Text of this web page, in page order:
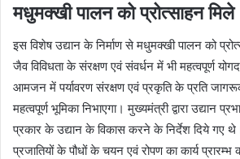
मधुमक्खी पालन को प्रोत्साहन मिले
इस विशेष उद्यान के निर्माण से मधुमक्खी पालन को
जैव विविधता के संरक्षण एवं संवर्धन में भी महत्वपूर्ण
आमजन में पर्यावरण संरक्षण एवं प्रकृति के प्रति
महत्वपूर्ण भूमिका निभाएगा। मुख्यमंत्री द्वारा उद्यान
प्रकार के उद्यान के विकास करने के निर्देश दिये गए
प्रजातियों के पौधों के चयन एवं रोपण का कार्य प्रारम्भ